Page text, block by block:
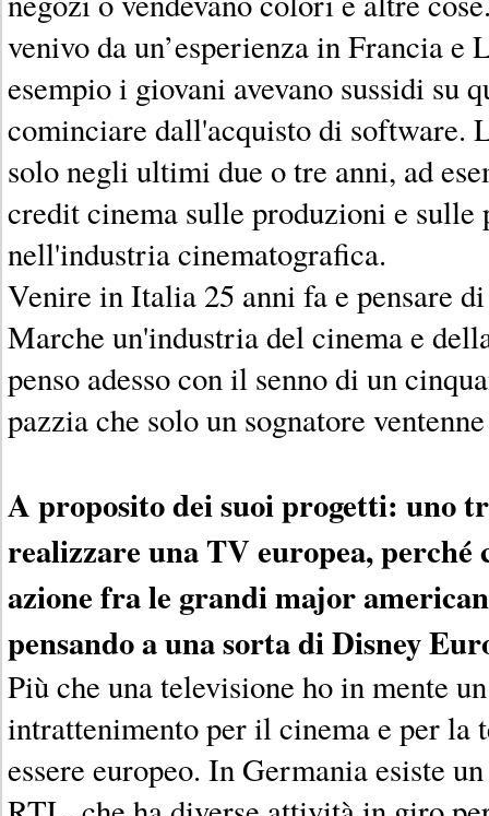
venivo da un’esperienza in Francia e
esempio i giovani avevano sussidi su
cominciare dall'acquisto di software.
solo negli ultimi due o tre anni, ad
credit cinema sulle produzioni e sulle
nell'industria cinematografica.
Venire in Italia 25 anni fa e pensare
Marche un'industria del cinema e
penso adesso con il senno di un
pazzia che solo un sognatore
A proposito dei suoi progetti: uno
realizzare una TV europea, perché
azione fra le grandi major
pensando a una sorta di Disney
Più che una televisione ho in mente
intrattenimento per il cinema e per la
essere europeo. In Germania esiste